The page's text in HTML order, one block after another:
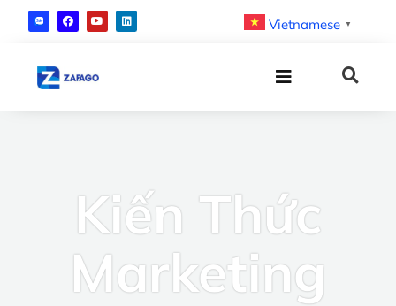
Vietnamese ▼
Kiến Thức
Marketing